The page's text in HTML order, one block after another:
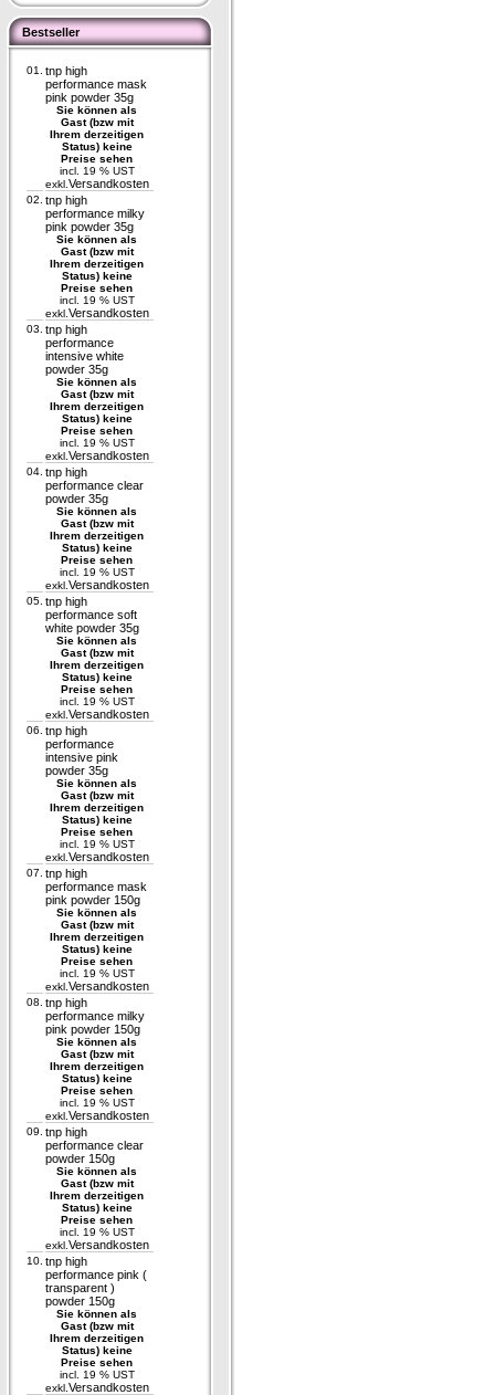
Bestseller
01.
tnp high
performance mask
pink powder 35g
Sie können als
Gast (bzw mit
Ihrem derzeitigen
Status) keine
Preise sehen
incl. 19 % UST
exkl. Versandkosten
02. tnp high
performance milky
pink powder 35g
Sie können als
Gast (bzw mit
Ihrem derzeitigen
Status) keine
Preise sehen
incl. 19 % UST
exkl. Versandkosten
03. tnp high
performance
intensive white
powder 35g
Sie können als
Gast (bzw mit
Ihrem derzeitigen
Status) keine
Preise sehen
incl. 19 % UST
exkl. Versandkosten
04. tnp high
performance clear
powder 35g
Sie können als
Gast (bzw mit
Ihrem derzeitigen
Status) keine
Preise sehen
incl. 19 % UST
exkl. Versandkosten
05. tnp high
performance soft
white powder 35g
Sie können als
Gast (bzw mit
Ihrem derzeitigen
Status) keine
Preise sehen
incl. 19 % UST
exkl. Versandkosten
06. tnp high
performance
intensive pink
powder 35g
Sie können als
Gast (bzw mit
Ihrem derzeitigen
Status) keine
Preise sehen
incl. 19 % UST
exkl. Versandkosten
07. tnp high
performance mask
pink powder 150g
Sie können als
Gast (bzw mit
Ihrem derzeitigen
Status) keine
Preise sehen
incl. 19 % UST
exkl. Versandkosten
08. tnp high
performance milky
pink powder 150g
Sie können als
Gast (bzw mit
Ihrem derzeitigen
Status) keine
Preise sehen
incl. 19 % UST
exkl. Versandkosten
09. tnp high
performance clear
powder 150g
Sie können als
Gast (bzw mit
Ihrem derzeitigen
Status) keine
Preise sehen
incl. 19 % UST
exkl. Versandkosten
10. tnp high
performance pink (
transparent )
powder 150g
Sie können als
Gast (bzw mit
Ihrem derzeitigen
Status) keine
Preise sehen
incl. 19 % UST
exkl. Versandkosten